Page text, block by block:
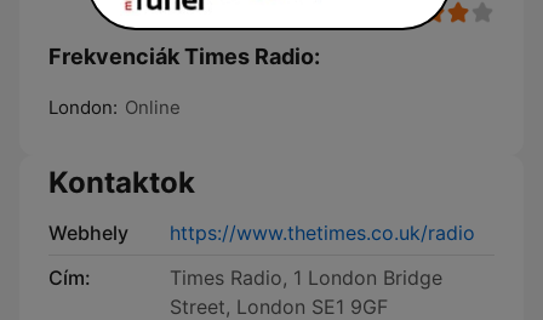
Frekvenciák Times Radio:
London: Online
Kontaktok
Webhely
https://www.thetimes.co.uk/radio
Cím:
Times Radio, 1 London Bridge
Street, London SE1 9GF